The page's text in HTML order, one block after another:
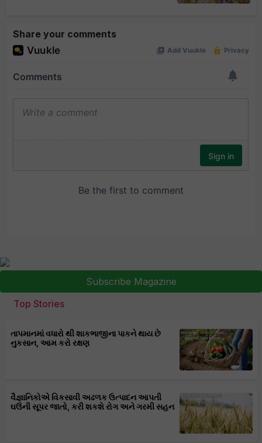
Share your comments
Subscribe Magazine
Top Stories
તાપમાનમાં વધારો થી શાકભાજીના પાકને થાય છે
નુકસાન, આમ કરો રક્ષણ
વૈજ્ઞાનિકોએ વિકસાવી અઢળક ઉત્પાદન આપતી
ઘઉંની સૂપર જાતો, કરી શકશે રોગ અને ગરમી સહન